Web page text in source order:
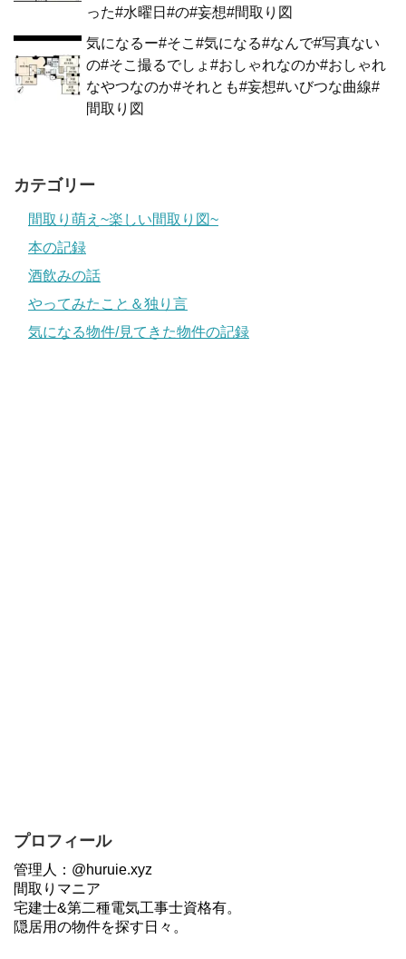
った#水曜日#の#妄想#間取り図
気になるー#そこ#気になる#なんで#写真ない
の#そこ撮るでしょ#おしゃれなのか#おしゃれ
なやつなのか#それとも#妄想#いびつな曲線#
間取り図
カテゴリー
間取り萌え~楽しい間取り図~
本の記録
酒飲みの話
やってみたこと＆独り言
気になる物件/見てきた物件の記録
プロフィール
管理人：@huruie.xyz
間取りマニア
宅建士&第二種電気工事士資格有。
隠居用の物件を探す日々。